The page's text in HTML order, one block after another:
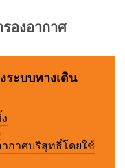
องอากาศ
ะบบทางเดิน
กาศบริสุทธิ์โดยใช้